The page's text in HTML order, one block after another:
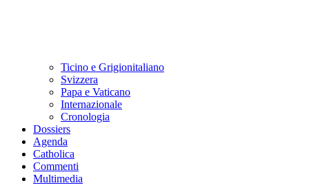
Ticino e Grigionitaliano
Svizzera
Papa e Vaticano
Internazionale
Cronologia
Dossiers
Agenda
Catholica
Commenti
Multimedia